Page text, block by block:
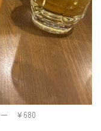
ー ￥680